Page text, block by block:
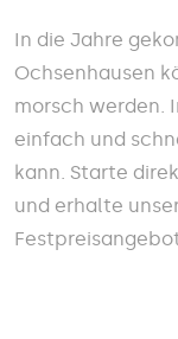
In die Jahre
Ochsenhausen
morsch werden.
einfach und
kann. Starte
und erhalte